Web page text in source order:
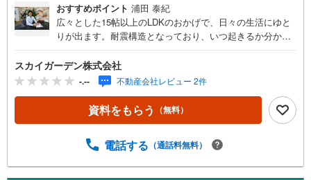
おすすめポイント 浦田 泰紀
広々とした15帖以上のLDKのおかげで、日々の生活にゆと
りが出ます。耐震構造となっており、いつ起きるか分から
物面積は87.35平米となっており広さも十分ではないでしょ
うか。不動産をお探しなら、当社をご用命ください。あな
たのこだわりの条件に合った不動産がきっと見つかりま
す。ぜひご検討くださいませ。物件は、住宅性能評価制度
において第三者機関の評価員から住宅性能を（設計、建
0％割引となる物件です。当社へお問合せを頂いたお客様に
スカイガーデン株式会社
-.-- 不動産会社レビュー 2件
資料をもらう （無料）
電話する （通話料無料）